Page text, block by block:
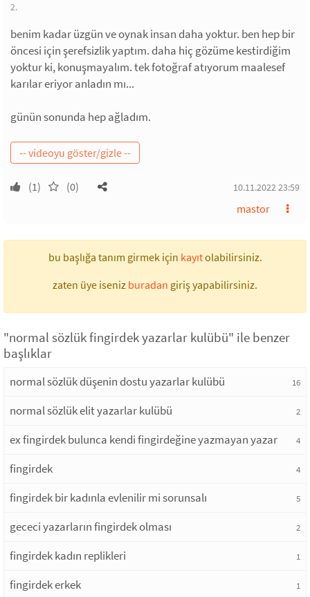
2.
benim kadar üzgün ve oynak insan daha yoktur. ben hep bir
öncesi için şerefsizlik yaptım. daha hiç gözüme kestirdiğim
yoktur ki, konuşmayalım. tek fotoğraf atıyorum maalesef
karılar eriyor anladın mı...
günün sonunda hep ağladım.
(1) (0) 10.11.2022 23:59
mastor
bu başlığa tanım girmek için kayıtolabilirsiniz.
zaten üye iseniz buradan giriş yapabilirsiniz.
"normal sözlük fingirdek yazarlar kulübü" ile benzer
başlıklar
normal sözlük düşenin dostu yazarlar kulübü 16
normal sözlük elit yazarlar kulübü 2
ex fingirdek bulunca kendi fingirdeğine yazmayan yazar 4
fingirdek 4
fingirdek bir kadınla evlenilir mi sorunsalı 5
gececi yazarların fingirdek olması 2
fingirdek kadın replikleri 1
fingirdek erkek 1